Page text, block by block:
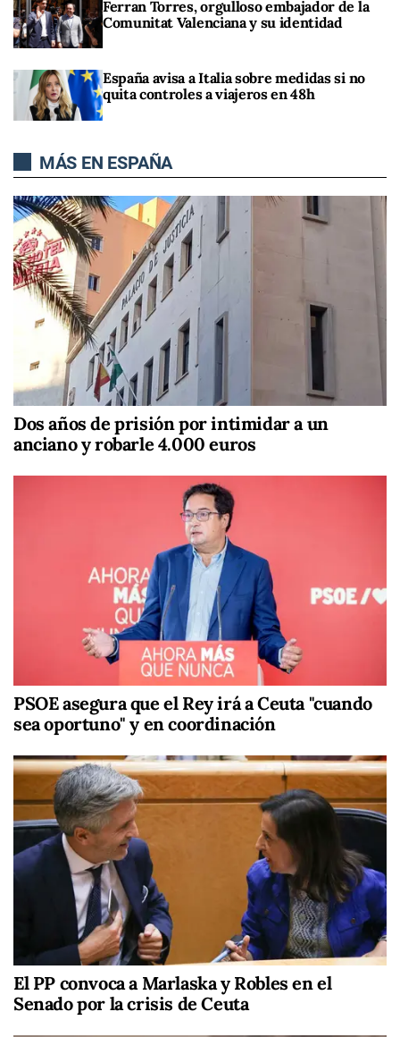
Ferran Torres, orgulloso embajador de la
Comunitat Valenciana y su identidad
España avisa a Italia sobre medidas si no
quita controles a viajeros en 48h
MÁS EN ESPAÑA
Dos años de prisión por intimidar a un
anciano y robarle 4.000 euros
PSOE asegura que el Rey irá a Ceuta "cuando
sea oportuno" y en coordinación
El PP convoca a Marlaska y Robles en el
Senado por la crisis de Ceuta